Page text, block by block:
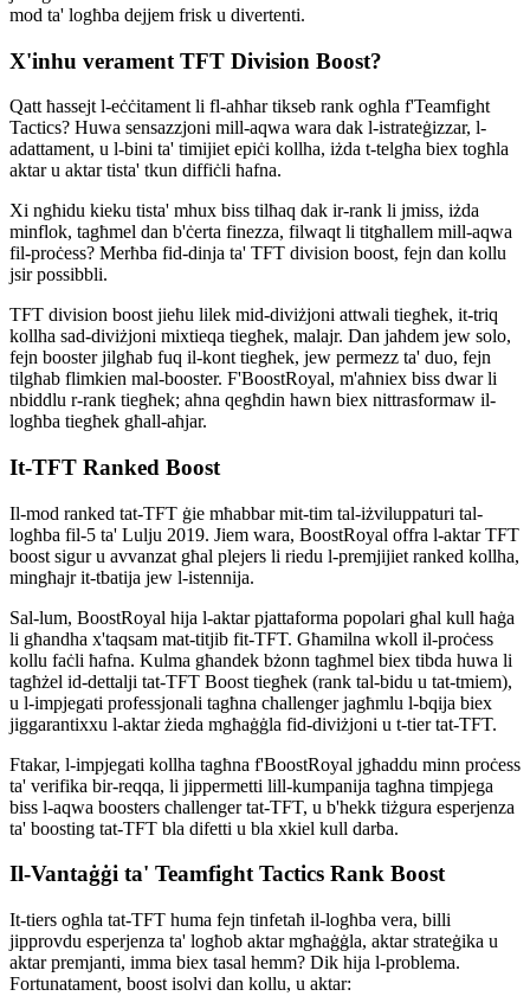
mod ta' logħba dejjem frisk u divertenti.
X'inhu verament TFT Division Boost?
Qatt ħassejt l-eċċitament li fl-aħħar tikseb rank ogħla f'Teamfight
Tactics? Huwa sensazzjoni mill-aqwa wara dak l-istrateġizzar, l-
adattament, u l-bini ta' timijiet epiċi kollha, iżda t-telgħa biex togħla
aktar u aktar tista' tkun diffiċli ħafna.
Xi ngħidu kieku tista' mhux biss tilħaq dak ir-rank li jmiss, iżda
minflok, tagħmel dan b'ċerta finezza, filwaqt li titgħallem mill-aqwa
fil-proċess? Merħba fid-dinja ta' TFT division boost, fejn dan kollu
jsir possibbli.
TFT division boost jieħu lilek mid-diviżjoni attwali tiegħek, it-triq
kollha sad-diviżjoni mixtieqa tiegħek, malajr. Dan jaħdem jew solo,
fejn booster jilgħab fuq il-kont tiegħek, jew permezz ta' duo, fejn
tilgħab flimkien mal-booster. F'BoostRoyal, m'aħniex biss dwar li
nbiddlu r-rank tiegħek; aħna qegħdin hawn biex nittrasformaw il-
logħba tiegħek għall-aħjar.
It-TFT Ranked Boost
Il-mod ranked tat-TFT ġie mħabbar mit-tim tal-iżviluppaturi tal-
logħba fil-5 ta' Lulju 2019. Jiem wara, BoostRoyal offra l-aktar TFT
boost sigur u avvanzat għal plejers li riedu l-premjijiet ranked kollha,
mingħajr it-tbatija jew l-istennija.
Sal-lum, BoostRoyal hija l-aktar pjattaforma popolari għal kull ħaġa
li għandha x'taqsam mat-titjib fit-TFT. Għamilna wkoll il-proċess
kollu faċli ħafna. Kulma għandek bżonn tagħmel biex tibda huwa li
tagħżel id-dettalji tat-TFT Boost tiegħek (rank tal-bidu u tat-tmiem),
u l-impjegati professjonali tagħna challenger jagħmlu l-bqija biex
jiggarantixxu l-aktar żieda mgħaġġla fid-diviżjoni u t-tier tat-TFT.
Ftakar, l-impjegati kollha tagħna f'BoostRoyal jgħaddu minn proċess
ta' verifika bir-reqqa, li jippermetti lill-kumpanija tagħna timpjega
biss l-aqwa boosters challenger tat-TFT, u b'hekk tiżgura esperjenza
ta' boosting tat-TFT bla difetti u bla xkiel kull darba.
Il-Vantaġġi ta' Teamfight Tactics Rank Boost
It-tiers ogħla tat-TFT huma fejn tinfetaħ il-logħba vera, billi
jipprovdu esperjenza ta' logħob aktar mgħaġġla, aktar strateġika u
aktar premjanti, imma biex tasal hemm? Dik hija l-problema.
Fortunatament, boost isolvi dan kollu, u aktar: